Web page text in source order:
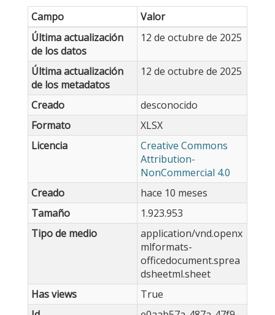
Campo
Valor
Última actualización
de los datos
12 de octubre de 2025
Última actualización
de los metadatos
12 de octubre de 2025
Creado
desconocido
Formato
XLSX
Licencia
Creative Commons
Attribution-
NonCommercial 4.0
Creado
hace 10 meses
Tamaño
1.923.953
Tipo de medio
application/vnd.openx
mlformats-
officedocument.sprea
dsheetml.sheet
Has views
True